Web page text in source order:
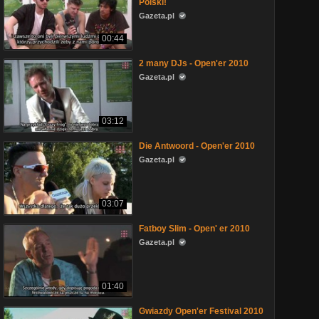
00:44
Polski!
Gazeta.pl
03:12
2 many DJs - Open'er 2010
Gazeta.pl
03:07
Die Antwoord - Open'er 2010
Gazeta.pl
01:40
Fatboy Slim - Open' er 2010
Gazeta.pl
Gwiazdy Open'er Festival 2010